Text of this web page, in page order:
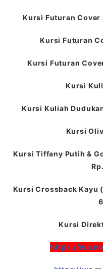
Kursi Futuran Cover
Kursi Futuran
Kursi Futuran
Kursi
Kursi Kuliah
Kursi
Kursi Tiffany Putih &
Kursi Crossback Kayu
Kursi
https://